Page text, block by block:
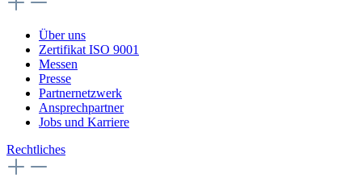
Über uns
Zertifikat ISO 9001
Messen
Presse
Partnernetzwerk
Ansprechpartner
Jobs und Karriere
Rechtliches